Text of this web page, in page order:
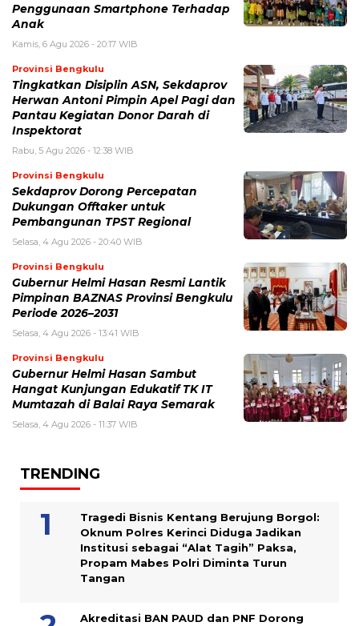
Penggunaan Smartphone Terhadap
Anak
Kamis, 6 Agu 2026 - 20:17 WIB
Provinsi Bengkulu
Tingkatkan Disiplin ASN, Sekdaprov
Herwan Antoni Pimpin Apel Pagi dan
Pantau Kegiatan Donor Darah di
Inspektorat
Rabu, 5 Agu 2026 - 12:38 WIB
Provinsi Bengkulu
Sekdaprov Dorong Percepatan
Dukungan Offtaker untuk
Pembangunan TPST Regional
Selasa, 4 Agu 2026 - 20:40 WIB
Provinsi Bengkulu
Gubernur Helmi Hasan Resmi Lantik
Pimpinan BAZNAS Provinsi Bengkulu
Periode 2026–2031
Selasa, 4 Agu 2026 - 13:41 WIB
Provinsi Bengkulu
Gubernur Helmi Hasan Sambut
Hangat Kunjungan Edukatif TK IT
Mumtazah di Balai Raya Semarak
Selasa, 4 Agu 2026 - 11:37 WIB
TRENDING
Tragedi Bisnis Kentang Berujung Borgol:
Oknum Polres Kerinci Diduga Jadikan
Institusi sebagai “Alat Tagih” Paksa,
Propam Mabes Polri Diminta Turun
Tangan
Akreditasi BAN PAUD dan PNF Dorong